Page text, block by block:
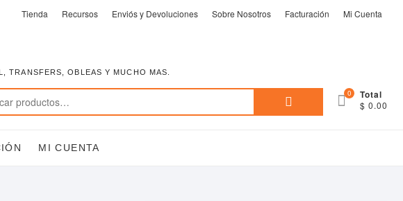
Tienda Recursos Enviós y Devoluciones Sobre Nosotros Facturación Mi Cuenta
TRANSFERS, OBLEAS Y MUCHO MAS.
Buscar
0 Total
$ 0.00
MI CUENTA